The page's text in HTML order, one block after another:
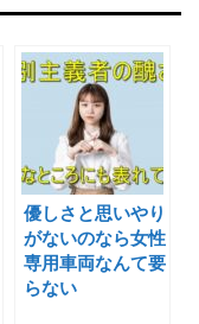
優しさと思いやり
がないのなら女性
専用車両なんて要
らない